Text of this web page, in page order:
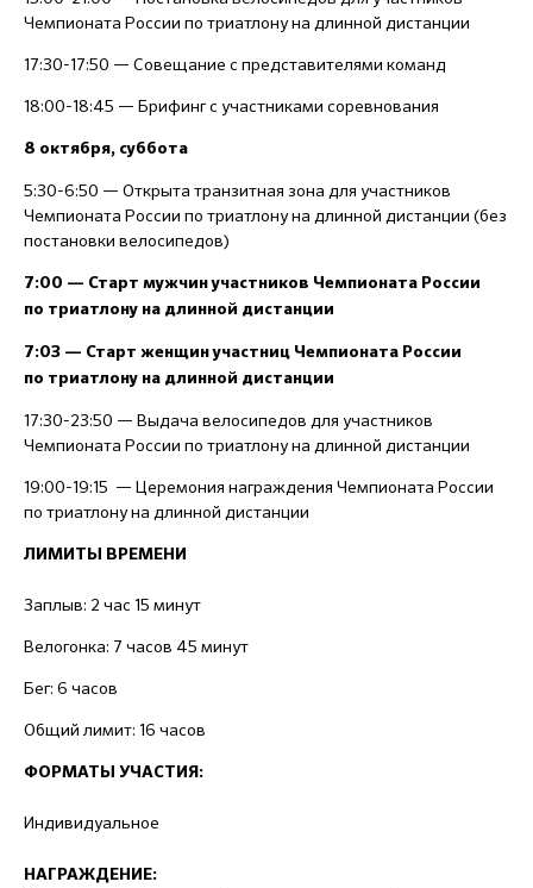
Чемпионата России по триатлону на длинной дистанции
17:30-17:50 — Совещание с представителями команд
18:00-18:45 — Брифинг с участниками соревнования
8 октября, суббота
5:30-6:50 — Открыта транзитная зона для участников
Чемпионата России по триатлону на длинной дистанции (без
постановки велосипедов)
7:00 — Старт мужчин участников Чемпионата России
по триатлону на длинной дистанции
7:03 — Старт женщин участниц Чемпионата России
по триатлону на длинной дистанции
17:30-23:50 — Выдача велосипедов для участников
Чемпионата России по триатлону на длинной дистанции
19:00-19:15 — Церемония награждения Чемпионата России
по триатлону на длинной дистанции
ЛИМИТЫ ВРЕМЕНИ
Заплыв: 2 час 15 минут
Велогонка: 7 часов 45 минут
Бег: 6 часов
Общий лимит: 16 часов
ФОРМАТЫ УЧАСТИЯ:
Индивидуальное
НАГРАЖДЕНИЕ: